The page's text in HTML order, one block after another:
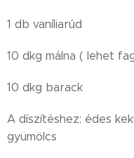
1 db vaníliarúd
10 dkg málna ( lehet
10 dkg barack
A díszítéshez: édes
gyümölcs